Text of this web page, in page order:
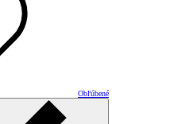
Obľúbené